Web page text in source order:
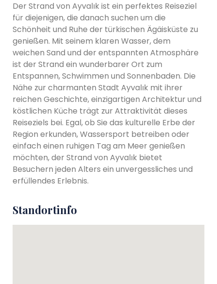
Der Strand von Ayvalık ist ein perfektes Reiseziel
für diejenigen, die danach suchen um die
Schönheit und Ruhe der türkischen Ägäisküste zu
genießen. Mit seinem klaren Wasser, dem
weichen Sand und der entspannten Atmosphäre
ist der Strand ein wunderbarer Ort zum
Entspannen, Schwimmen und Sonnenbaden. Die
Nähe zur charmanten Stadt Ayvalık mit ihrer
reichen Geschichte, einzigartigen Architektur und
köstlichen Küche trägt zur Attraktivität dieses
Reiseziels bei. Egal, ob Sie das kulturelle Erbe der
Region erkunden, Wassersport betreiben oder
einfach einen ruhigen Tag am Meer genießen
möchten, der Strand von Ayvalık bietet
Besuchern jeden Alters ein unvergessliches und
erfüllendes Erlebnis.
Standortinfo